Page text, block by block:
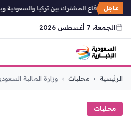
عاجل
مكة للدفاع المشترك بين تركيا والسعودية
الجمعة، 7 أغسطس 2026
التجاوز
الرئيسية › محليات › وزارة المالية
محليات